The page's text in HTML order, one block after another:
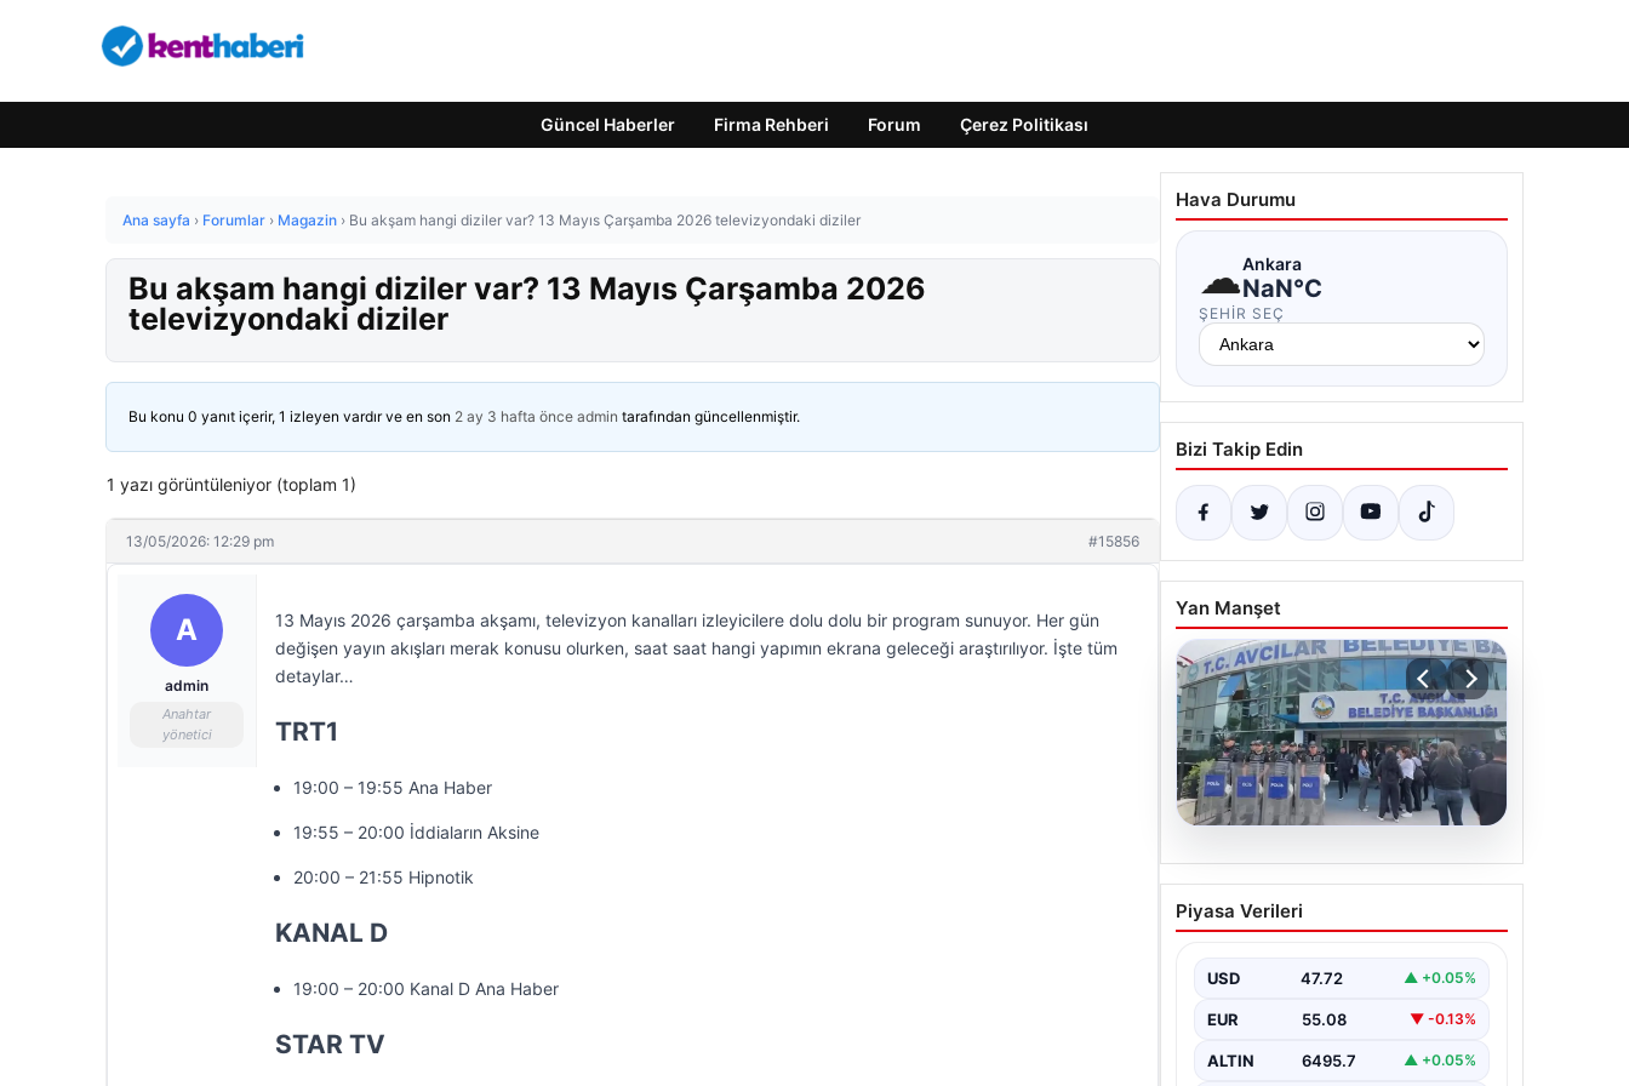
Güncel Haberler Firma Rehberi Forum Çerez Politikası
Ana sayfa › Forumlar › Magazin › Bu akşam hangi diziler var? 13 Mayıs Çarşamba 2026 televizyondaki diziler
Bu akşam hangi diziler var? 13 Mayıs Çarşamba 2026
televizyondaki diziler
Bu konu 0 yanıt içerir, 1 izleyen vardır ve en son 2 ay 3 hafta önce admin tarafından güncellenmiştir.
1 yazı görüntüleniyor (toplam 1)
13/05/2026: 12:29 pm #15856
A
admin
Anahtar
yönetici
13 Mayıs 2026 çarşamba akşamı, televizyon kanalları izleyicilere dolu dolu bir program sunuyor. Her gün
değişen yayın akışları merak konusu olurken, saat saat hangi yapımın ekrana geleceği araştırılıyor. İşte tüm
detaylar…
TRT1
19:00 – 19:55 Ana Haber
19:55 – 20:00 İddiaların Aksine
20:00 – 21:55 Hipnotik
KANAL D
19:00 – 20:00 Kanal D Ana Haber
STAR TV
Hava Durumu
☁Ankara
NaN°C
ŞEHIR SEÇ
Bizi Takip Edin
Yan Manşet
Avcılar Belediyesi’ne
operasyon. 12 şüpheli
Piyasa Verileri
USD 47.72 ▲ +0.05%
EUR 55.08 ▼ -0.13%
ALTIN 6495.7 ▲ +0.05%